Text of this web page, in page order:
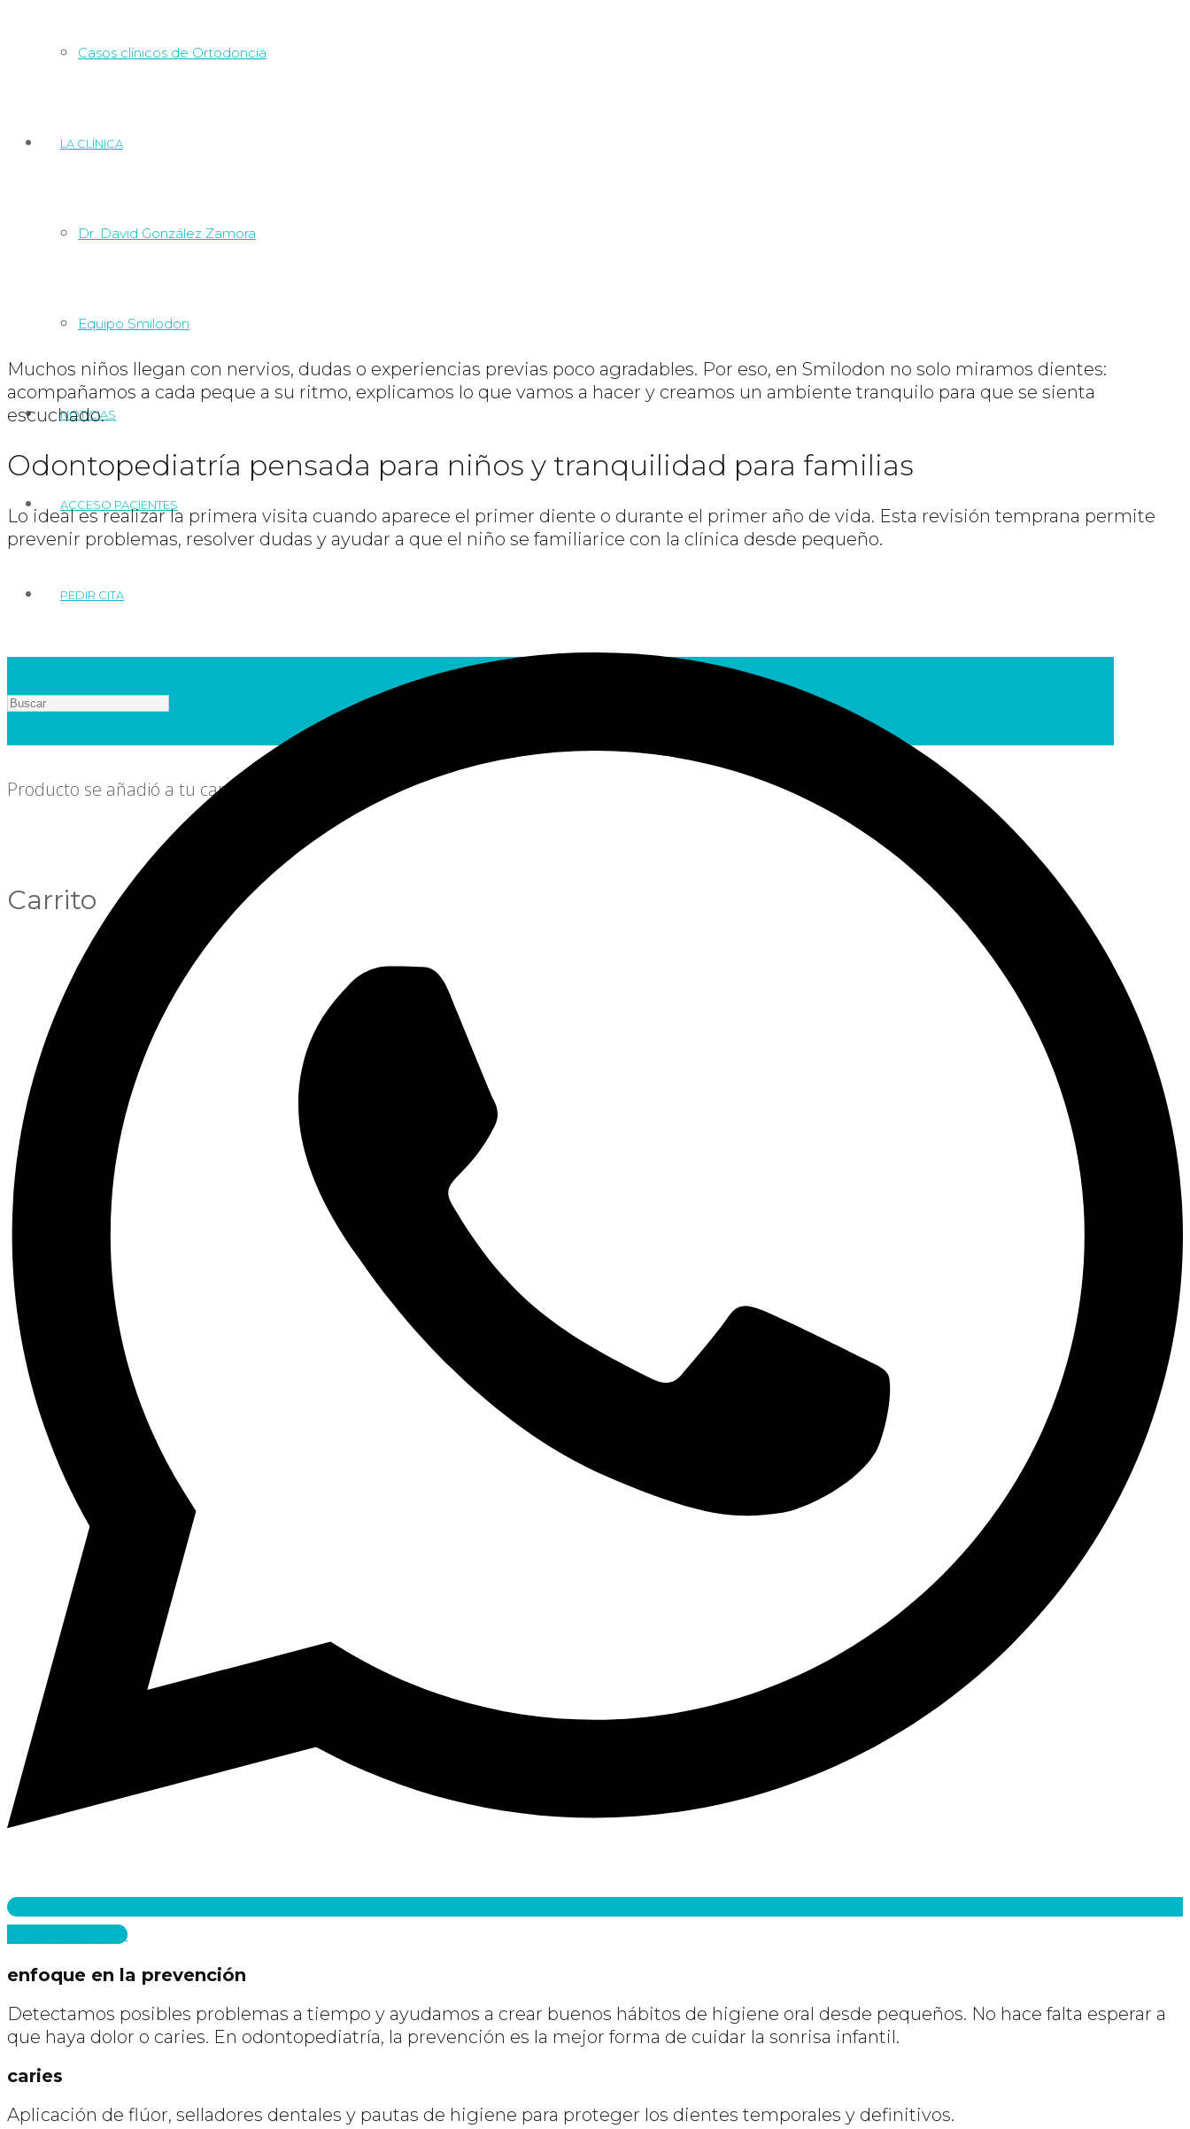
Casos clínicos de Ortodoncia
LA CLÍNICA
Dr. David González Zamora
Equipo Smilodon
NOTICIAS
ACCESO PACIENTES
PEDIR CITA
Producto se añadió a tu carrito
Carrito
Muchos niños llegan con nervios, dudas o experiencias previas poco agradables. Por eso, en Smilodon no solo miramos dientes:
acompañamos a cada peque a su ritmo, explicamos lo que vamos a hacer y creamos un ambiente tranquilo para que se sienta
escuchado.
Odontopediatría pensada para niños y tranquilidad para familias
Lo ideal es realizar la primera visita cuando aparece el primer diente o durante el primer año de vida. Esta revisión temprana permite
prevenir problemas, resolver dudas y ayudar a que el niño se familiarice con la clínica desde pequeño.
te asesoramos
enfoque en la prevención
Detectamos posibles problemas a tiempo y ayudamos a crear buenos hábitos de higiene oral desde pequeños. No hace falta esperar a
que haya dolor o caries. En odontopediatría, la prevención es la mejor forma de cuidar la sonrisa infantil.
caries
Aplicación de flúor, selladores dentales y pautas de higiene para proteger los dientes temporales y definitivos.